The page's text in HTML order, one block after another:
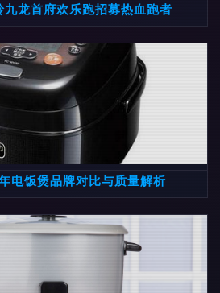
龙首府欢乐跑招募热血跑者
电饭煲品牌对比与质量解析